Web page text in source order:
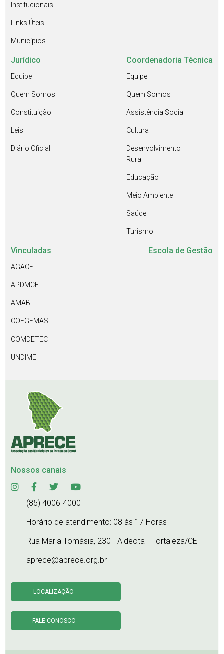
Institucionais
Links Úteis
Municípios
Jurídico
Equipe
Quem Somos
Constituição
Leis
Diário Oficial
Coordenadoria Técnica
Equipe
Quem Somos
Assistência Social
Cultura
Desenvolvimento
Rural
Educação
Meio Ambiente
Saúde
Turismo
Vinculadas
AGACE
APDMCE
AMAB
COEGEMAS
COMDETEC
UNDIME
Escola de Gestão
Nossos canais
(85) 4006-4000
Horário de atendimento: 08 às 17 Horas
Rua Maria Tomásia, 230 - Aldeota - Fortaleza/CE
aprece@aprece.org.br
LOCALIZAÇÃO
FALE CONOSCO